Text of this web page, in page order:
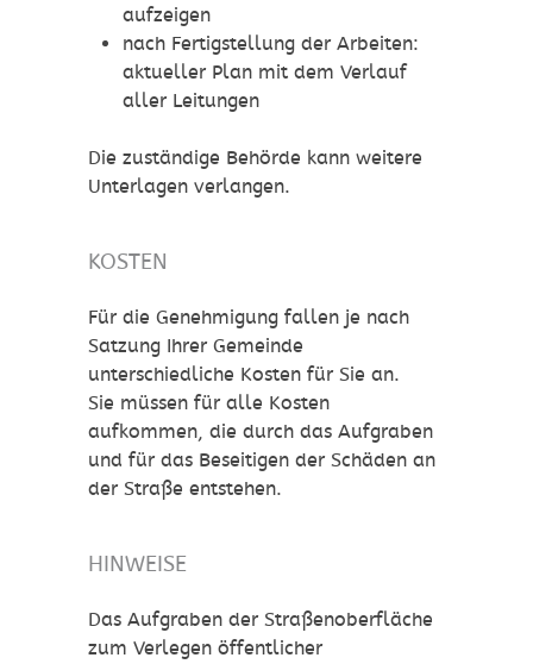
aufzeigen
nach Fertigstellung der Arbeiten:
aktueller Plan mit dem Verlauf
aller Leitungen
Die zuständige Behörde kann weitere
Unterlagen verlangen.
KOSTEN
Für die Genehmigung fallen je nach
Satzung Ihrer Gemeinde
unterschiedliche Kosten für Sie an.
Sie müssen für alle Kosten
aufkommen, die durch das Aufgraben
und für das Beseitigen der Schäden an
der Straße entstehen.
HINWEISE
Das Aufgraben der Straßenoberfläche
zum Verlegen öffentlicher